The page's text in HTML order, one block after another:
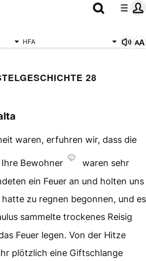
HFA
28
waren, erfuhren wir, dass die
Ihre Bewohner
waren sehr
ein Feuer an und holten uns
hatte zu regnen begonnen, und es
sammelte trockenes Reisig
Feuer legen. Von der Hitze
plötzlich eine Giftschlange